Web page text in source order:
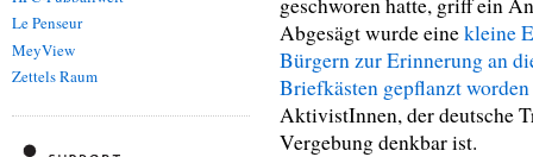
Le Penseur
MeyView
Zettels Raum
Abgesägt wurde einekleine
Bürgern zur Erinnerung an
Briefkästen gepflanzt
AktivistInnen, der deutsche
Vergebung denkbar ist.